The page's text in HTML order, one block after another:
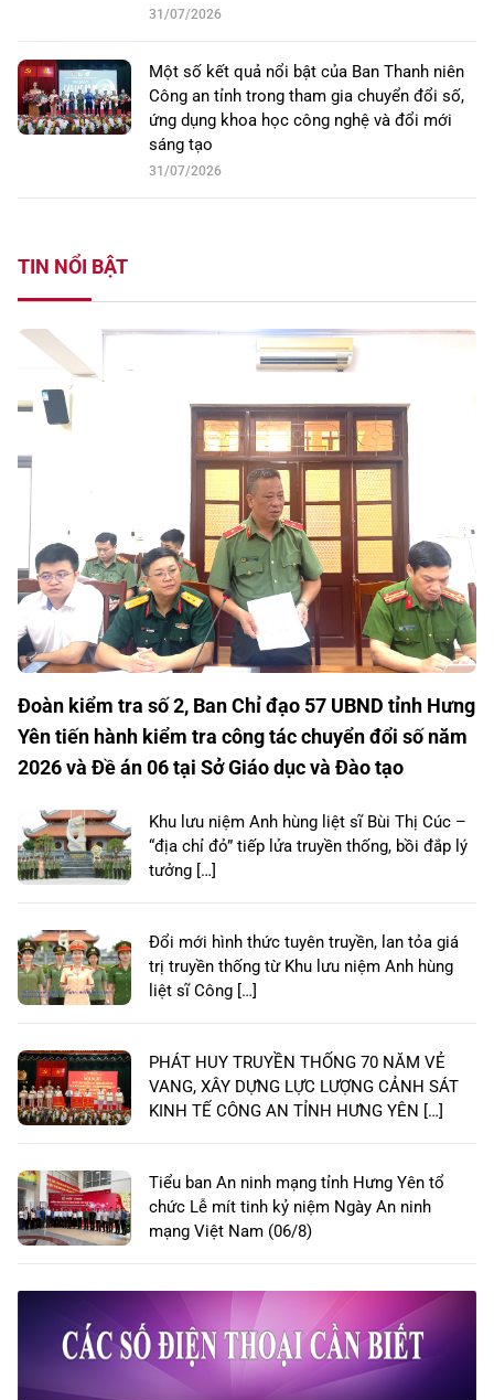
31/07/2026
Một số kết quả nổi bật của Ban Thanh niên
Công an tỉnh trong tham gia chuyển đổi số,
ứng dụng khoa học công nghệ và đổi mới
sáng tạo
31/07/2026
TIN NỔI BẬT
Đoàn kiểm tra số 2, Ban Chỉ đạo 57 UBND tỉnh Hưng
Yên tiến hành kiểm tra công tác chuyển đổi số năm
2026 và Đề án 06 tại Sở Giáo dục và Đào tạo
Khu lưu niệm Anh hùng liệt sĩ Bùi Thị Cúc –
“địa chỉ đỏ” tiếp lửa truyền thống, bồi đắp lý
tưởng […]
Đổi mới hình thức tuyên truyền, lan tỏa giá
trị truyền thống từ Khu lưu niệm Anh hùng
liệt sĩ Công […]
PHÁT HUY TRUYỀN THỐNG 70 NĂM VẺ
VANG, XÂY DỰNG LỰC LƯỢNG CẢNH SÁT
KINH TẾ CÔNG AN TỈNH HƯNG YÊN […]
Tiểu ban An ninh mạng tỉnh Hưng Yên tổ
chức Lễ mít tinh kỷ niệm Ngày An ninh
mạng Việt Nam (06/8)